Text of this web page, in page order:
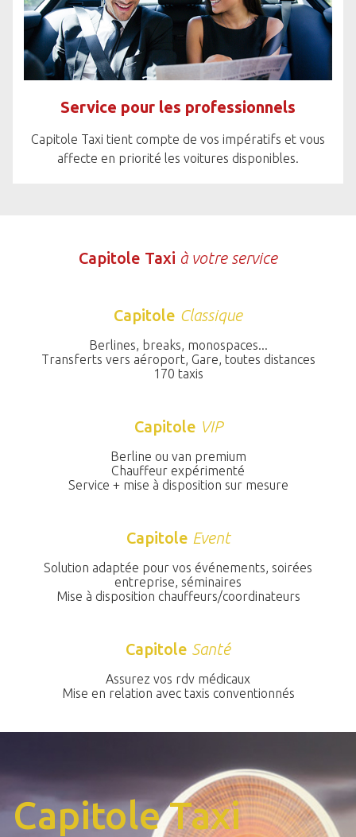
Service pour les professionnels
Capitole Taxi tient compte de vos impératifs et vous
affecte en priorité les voitures disponibles.
Capitole Taxi à votre service
Capitole Classique
Berlines, breaks, monospaces...
Transferts vers aéroport, Gare, toutes distances
170 taxis
Capitole VIP
Berline ou van premium
Chauffeur expérimenté
Service + mise à disposition sur mesure
Capitole Event
Solution adaptée pour vos événements, soirées
entreprise, séminaires
Mise à disposition chauffeurs/coordinateurs
Capitole Santé
Assurez vos rdv médicaux
Mise en relation avec taxis conventionnés
Capitole Taxi